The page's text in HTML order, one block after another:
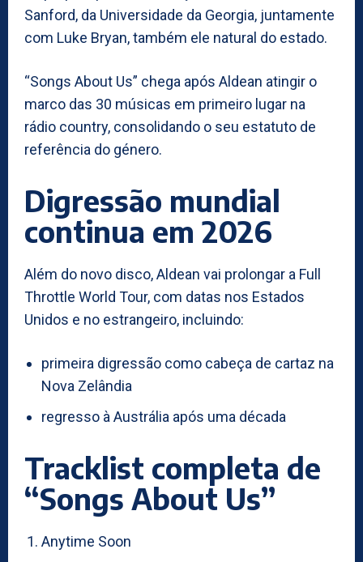
Sanford, da Universidade da Georgia, juntamente
com Luke Bryan, também ele natural do estado.
“Songs About Us” chega após Aldean atingir o
marco das 30 músicas em primeiro lugar na
rádio country, consolidando o seu estatuto de
referência do género.
Digressão mundial
continua em 2026
Além do novo disco, Aldean vai prolongar a Full
Throttle World Tour, com datas nos Estados
Unidos e no estrangeiro, incluindo:
primeira digressão como cabeça de cartaz na
Nova Zelândia
regresso à Austrália após uma década
Tracklist completa de
“Songs About Us”
Anytime Soon